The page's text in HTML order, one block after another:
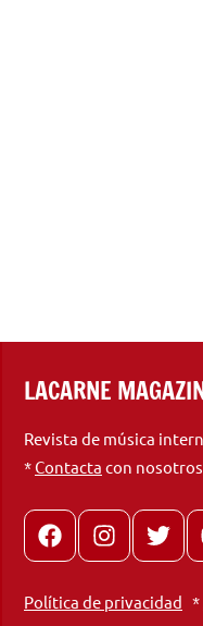
LACARNE
Revista de música
*Contacta con
FacebookInstagram
X
Política de privacidad *